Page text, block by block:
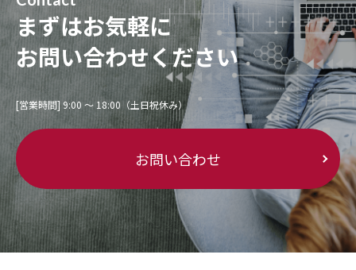
まずはお気軽に
お問い合わせください
[営業時間] 9:00 〜 18:00（土日祝休み）
お問い合わせ